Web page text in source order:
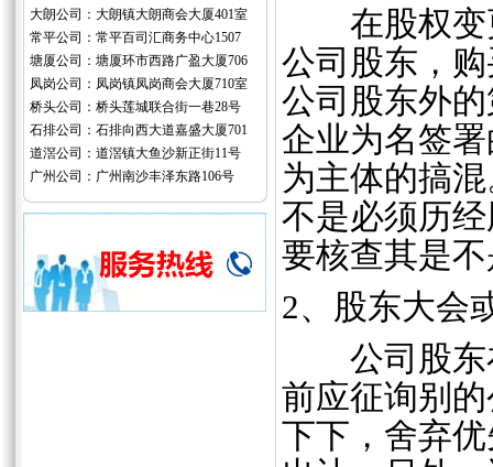
大朗公司：大朗镇大朗商会大厦401室
常平公司：常平百司汇商务中心1507
塘厦公司：塘厦环市西路广盈大厦706
凤岗公司：凤岗镇凤岗商会大厦710室
桥头公司：桥头莲城联合街一巷28号
石排公司：石排向西大道嘉盛大厦701
道滘公司：道滘镇大鱼沙新正街11号
广州公司：广州南沙丰泽东路106号
在股权变更
公司股东，
公司股东外
企业为名签
为主体的搞
不是必须历
要核查其是
2、股东大会
公司股东在
前应征询别
下下，舍弃